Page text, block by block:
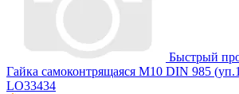
Быстрый
Гайка самоконтрящаяся М10 DIN 985
LO33434